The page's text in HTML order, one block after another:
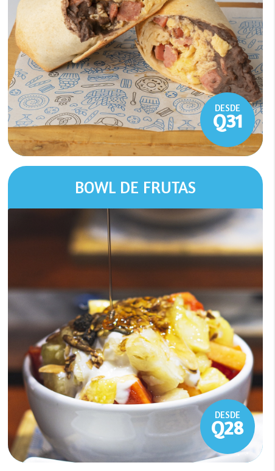
DESDE
Q31
BOWL DE FRUTAS
DESDE
Q28